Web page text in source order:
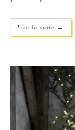
Lire la suite →